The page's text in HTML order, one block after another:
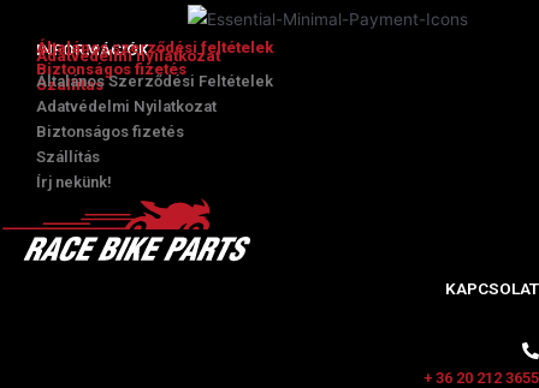
INFORMÁCIÓK
Általános szerződési feltételek
Adatvédelmi nyilatkozat
Biztonságos fizetés
Szállítás
Általános Szerződési Feltételek
Adatvédelmi Nyilatkozat
Biztonságos fizetés
Szállítás
Írj nekünk!
KAPCSOLAT
+ 36 20 212 3655